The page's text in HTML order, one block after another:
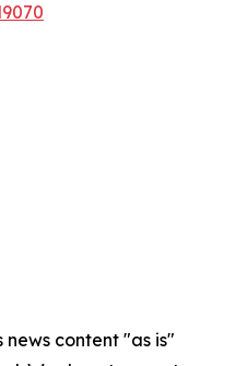
news content "as is"